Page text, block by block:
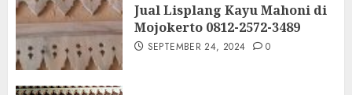
Jual Lisplang Kayu Mahoni di
Mojokerto 0812-2572-3489
SEPTEMBER 24, 2024 0